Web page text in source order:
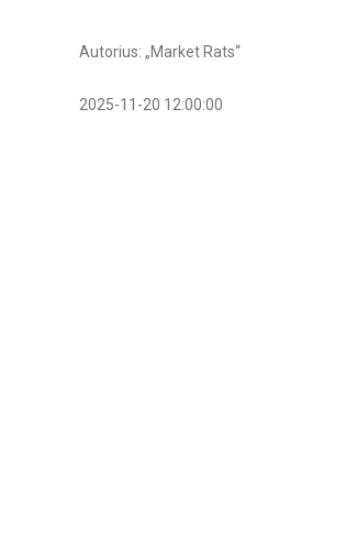
Autorius: „Market Rats“
2025-11-20 12:00:00